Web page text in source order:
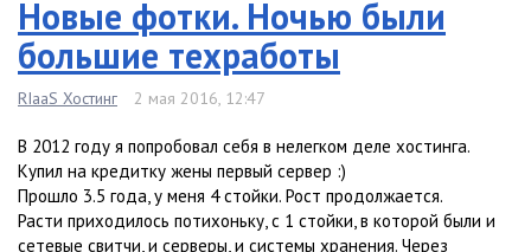
Новые фотки. Ночью были
большие техработы
RIaaS Хостинг 2 мая 2016, 12:47
В 2012 году я попробовал себя в нелегком деле хостинга.
Купил на кредитку жены первый сервер :)
Прошло 3.5 года, у меня 4 стойки. Рост продолжается.
Расти приходилось потихоньку, с 1 стойки, в которой были и
сетевые свитчи, и серверы, и системы хранения. Через